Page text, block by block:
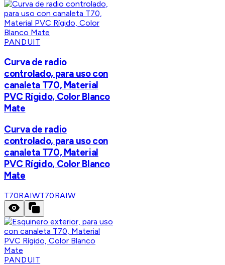
PANDUIT
Curva de radio
controlado, para uso con
canaleta T70, Material
PVC Rígido, Color Blanco
Mate
Curva de radio
controlado, para uso con
canaleta T70, Material
PVC Rígido, Color Blanco
Mate
T70RAIWT70RAIW
PANDUIT